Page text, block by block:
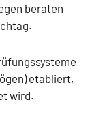
beraten
etabliert,
wird.